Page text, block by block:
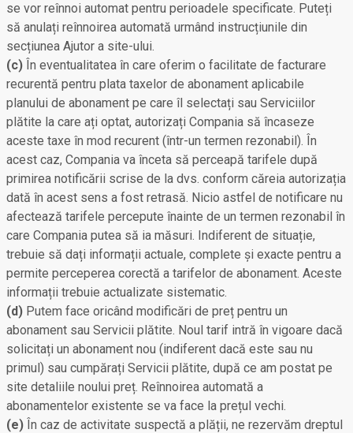
se vor reînnoi automat pentru perioadele specificate. Puteți
să anulați reînnoirea automată urmând instrucțiunile din
secțiunea Ajutor a site-ului.
(c) În eventualitatea în care oferim o facilitate de facturare
recurentă pentru plata taxelor de abonament aplicabile
planului de abonament pe care îl selectați sau Serviciilor
plătite la care ați optat, autorizați Compania să încaseze
aceste taxe în mod recurent (într-un termen rezonabil). În
acest caz, Compania va înceta să perceapă tarifele după
primirea notificării scrise de la dvs. conform căreia autorizația
dată în acest sens a fost retrasă. Nicio astfel de notificare nu
afectează tarifele percepute înainte de un termen rezonabil în
care Compania putea să ia măsuri. Indiferent de situație,
trebuie să dați informații actuale, complete și exacte pentru a
permite perceperea corectă a tarifelor de abonament. Aceste
informații trebuie actualizate sistematic.
(d) Putem face oricând modificări de preț pentru un
abonament sau Servicii plătite. Noul tarif intră în vigoare dacă
solicitați un abonament nou (indiferent dacă este sau nu
primul) sau cumpărați Servicii plătite, după ce am postat pe
site detaliile noului preț. Reînnoirea automată a
abonamentelor existente se va face la prețul vechi.
(e) În caz de activitate suspectă a plății, ne rezervăm dreptul